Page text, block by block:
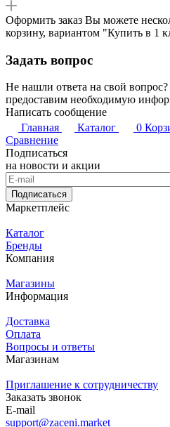
Оформить заказ Вы можете
корзину, вариантом "Купить в 1
Задать вопрос
Не нашли ответа на свой
предоставим необходимую
Написать сообщение
Главная
Каталог 0
Сравнение
Подписаться
на новости и акции
Подписаться
Маркетплейс
Каталог
Бренды
Компания
Магазины
Информация
Доставка
Оплата
Вопросы и ответы
Магазинам
Приглашение к сотрудничеству
Заказать звонок
E-mail
support@zaceni.market